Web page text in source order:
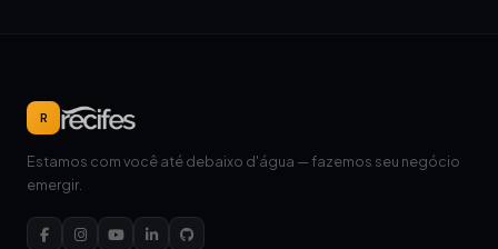
R
Estamos com você até debaixo d'água — fazemos seu negócio
emergir.